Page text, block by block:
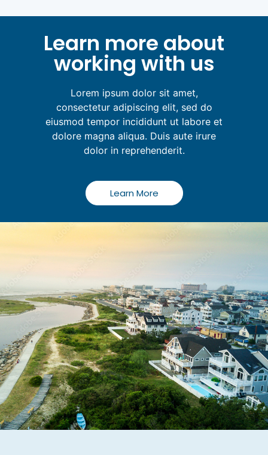
Learn more about
working with us
Lorem ipsum dolor sit amet,
consectetur adipiscing elit, sed do
eiusmod tempor incididunt ut labore et
dolore magna aliqua. Duis aute irure
dolor in reprehenderit.
Learn More